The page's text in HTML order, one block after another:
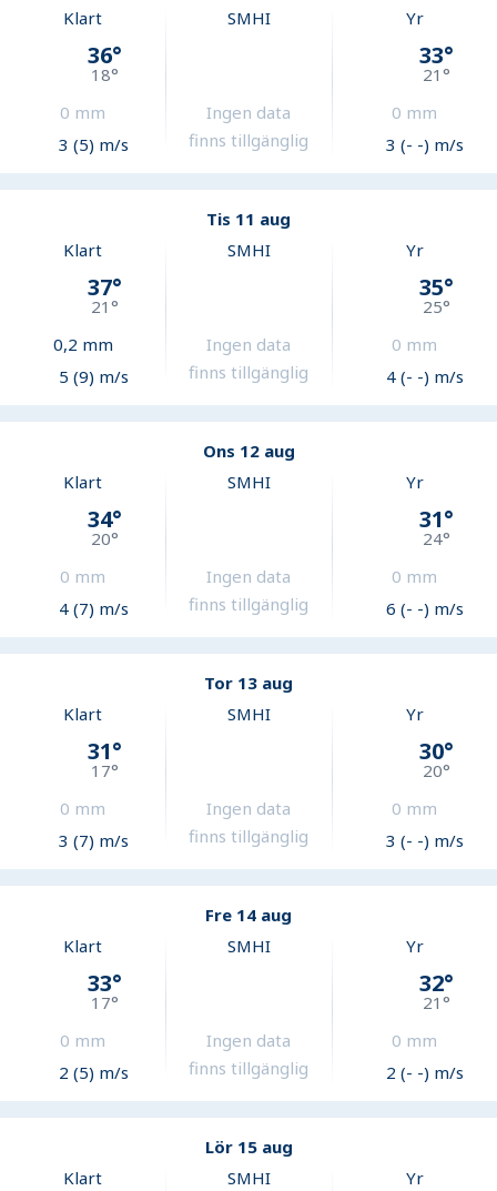
Klart
36°
18°
0 mm
3 (5) m/s
SMHI
Ingen data
finns tillgänglig
Yr
33°
21°
0 mm
3 (- -) m/s
Tis 11 aug
Klart
37°
21°
0,2 mm
5 (9) m/s
SMHI
Ingen data
finns tillgänglig
Yr
35°
25°
0 mm
4 (- -) m/s
Ons 12 aug
Klart
34°
20°
0 mm
4 (7) m/s
SMHI
Ingen data
finns tillgänglig
Yr
31°
24°
0 mm
6 (- -) m/s
Tor 13 aug
Klart
31°
17°
0 mm
3 (7) m/s
SMHI
Ingen data
finns tillgänglig
Yr
30°
20°
0 mm
3 (- -) m/s
Fre 14 aug
Klart
33°
17°
0 mm
2 (5) m/s
SMHI
Ingen data
finns tillgänglig
Yr
32°
21°
0 mm
2 (- -) m/s
Lör 15 aug
Klart
SMHI Yr